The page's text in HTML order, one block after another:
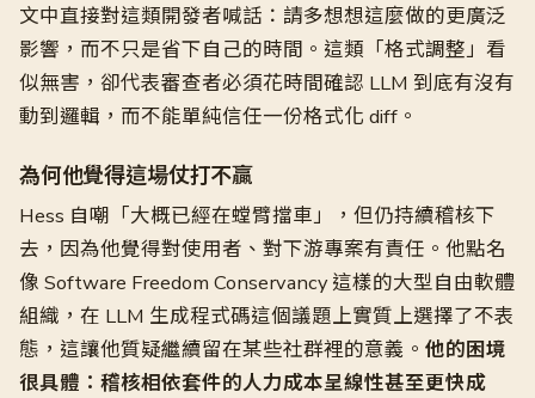
文中直接對這類開發者喊話：請多想想這麼做的更廣泛
影響，而不只是省下自己的時間。這類「格式調整」看
似無害，卻代表審查者必須花時間確認 LLM 到底有沒有
動到邏輯，而不能單純信任一份格式化 diff。
為何他覺得這場仗打不贏
Hess 自嘲「大概已經在螳臂擋車」，但仍持續稽核下
去，因為他覺得對使用者、對下游專案有責任。他點名
像 Software Freedom Conservancy 這樣的大型自由軟體
組織，在 LLM 生成程式碼這個議題上實質上選擇了不表
態，這讓他質疑繼續留在某些社群裡的意義。 他的困境
很具體：稽核相依套件的人力成本呈線性甚至更快成